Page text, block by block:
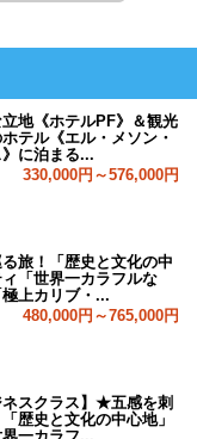
地《ホテルPF》＆観光
テル《エル・メソン・
に泊まる...
330,000円～576,000円
旅！「歴史と文化の中
「世界一カラフルな
上カリブ・...
480,000円～765,000円
ネスクラス】★五感を刺
歴史と文化の中心地」